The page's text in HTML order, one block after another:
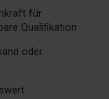
für
Qualifikation
oder